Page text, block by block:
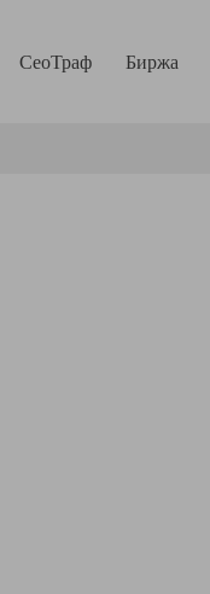
СеоТраф Биржа